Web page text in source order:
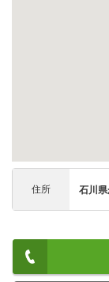
住所 石川